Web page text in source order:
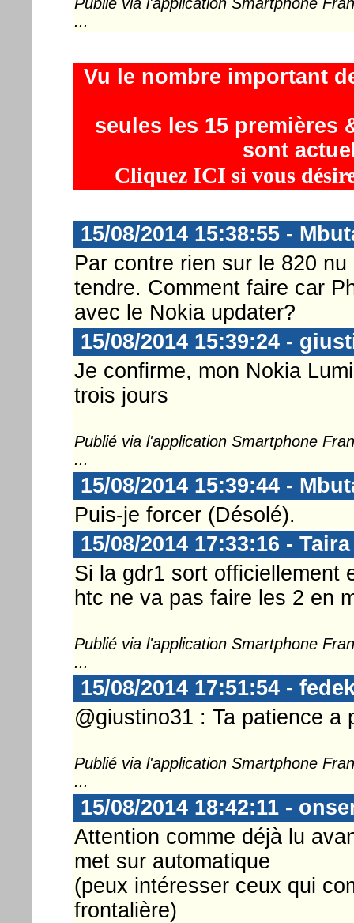
...
Vu le nombre important
seules les 15 premières
sont
Cliquez ICI si vous
15/08/2014 15:38:55 -
Par contre rien sur le 820
tendre. Comment faire car
avec le Nokia updater?
15/08/2014 15:39:24 -
Je confirme, mon Nokia
trois jours
Publié via l'application Smartphone
...
15/08/2014 15:39:44 -
Puis-je forcer (Désolé).
15/08/2014 17:33:16 - Taira
Si la gdr1 sort officiellement
htc ne va pas faire les 2 en
Publié via l'application Smartphone
...
15/08/2014 17:51:54 -
@giustino31 : Ta patience a
Publié via l'application Smartphone
...
15/08/2014 18:42:11 -
Attention comme déjà lu
met sur automatique
(peux intéresser ceux qui
frontalière)